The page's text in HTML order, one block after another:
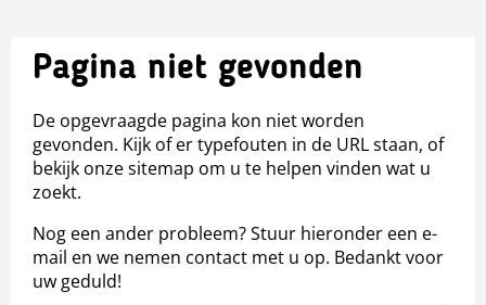
Pagina niet gevonden
De opgevraagde pagina kon niet worden
gevonden. Kijk of er typefouten in de URL staan, of
bekijk onze sitemap om u te helpen vinden wat u
zoekt.
Nog een ander probleem? Stuur hieronder een e-
mail en we nemen contact met u op. Bedankt voor
uw geduld!